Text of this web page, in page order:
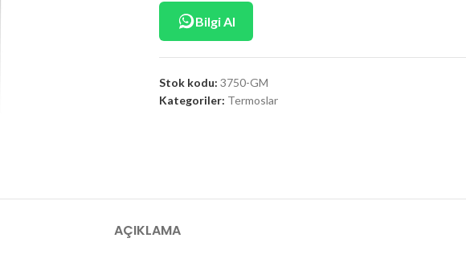
Bilgi Al
Stok kodu: 3750-GM
Kategoriler: Termoslar
AÇIKLAMA